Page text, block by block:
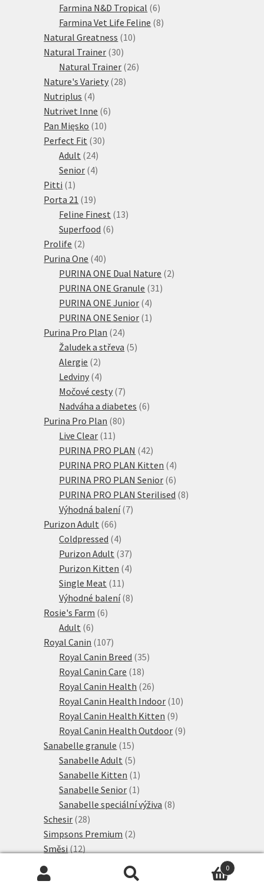
produktů
Farmina N&D Tropical 66
produktů
Farmina Vet Life Feline 88
Natural Greatness 1010
Natural Trainer 3030
produktů
Natural Trainer 2626
Nature's Variety 2828
Nutriplus 44
produkty
Nutrivet Inne 66
Pan Mięsko 1010
produktů
Perfect Fit 3030
Adult 2424
produktů
Senior 44
Pitti 1 1
produkt
Porta 21 1919
produktů
Feline Finest 1313
Superfood 66
Prolife 22
produkty
Purina One 4040
produktů
PURINA ONE Dual Nature 22
PURINA ONE Granule 31 31
PURINA ONE Junior 44
produkty
PURINA ONE Senior 1 1
Purina Pro Plan 2424
produktů
Žaludek a střeva 55
Alergie 22
produkty
Ledviny 44
produkty
Močové cesty 77
produktů
Nadváha a diabetes 66
Purina Pro Plan 8080
Live Clear 11 11
produktů
PURINA PRO PLAN 4242
produktů
PURINA PRO PLAN Kitten 44
produkty
PURINA PRO PLAN Senior 66
produktů
PURINA PRO PLAN Sterilised 88
Výhodná balení 77
Purizon Adult 6666
produktů
Coldpressed 44
produkty
Purizon Adult 3737
produktů
Purizon Kitten 44
Single Meat 11 11
produktů
Výhodné balení 88
Rosie's Farm 66
Adult 66
produktů
Royal Canin 107107
produktů
Royal Canin Breed 3535
Royal Canin Care 1818
produktů
Royal Canin Health 2626
produktů
Royal Canin Health Indoor 1010
Royal Canin Health Kitten 99
produktů
Royal Canin Health Outdoor 99
Sanabelle granule 1515
produktů
Sanabelle Adult 55
produktů
Sanabelle Kitten 1 1
produkt
Sanabelle Senior 1 1
produkt
Sanabelle speciální výživa 88
Schesir 2828
produktů
Simpsons Premium 22
Směsi 1212
Smilla 0